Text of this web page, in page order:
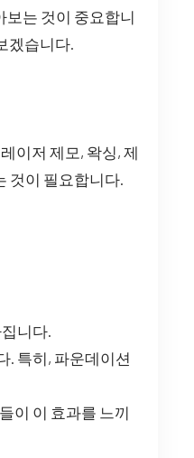
보는 것이 중요합니
겠습니다.
이저 제모, 왁싱, 제
것이 필요합니다.
니다.
. 특히, 파운데이션
이 이 효과를 느끼